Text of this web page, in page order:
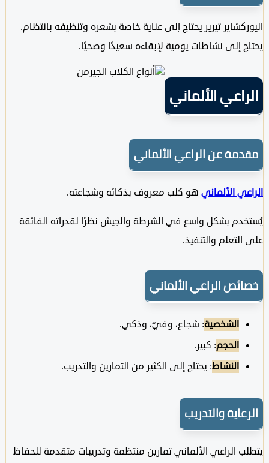
تيرير يحتاج إلى عناية خاصة بشعره وتنظيفه بانتظام.
إلى نشاطات يومية لإبقاءه سعيدًا وصحيًا.
الألماني
عن الراعي الألماني
الألمانيهو كلب معروف بذكائه وشجاعته.
بشكل واسع في الشرطة والجيش نظرًا لقدراته الفائقة
والتنفيذ.
الراعي الألماني
الشخصية: شجاع، وفيّ، وذكي.
الحجم : كبير.
النشاط: يحتاج إلى الكثير من التمارين والتدريب.
والتدريب
الراعي الألماني تمارين منتظمة وتدريبات متقدمة للحفاظ